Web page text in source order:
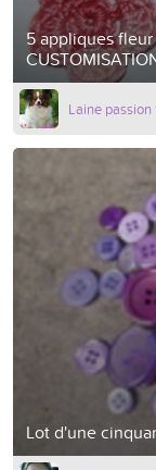
5 appliques fleur
Laine passion
Lot d'une